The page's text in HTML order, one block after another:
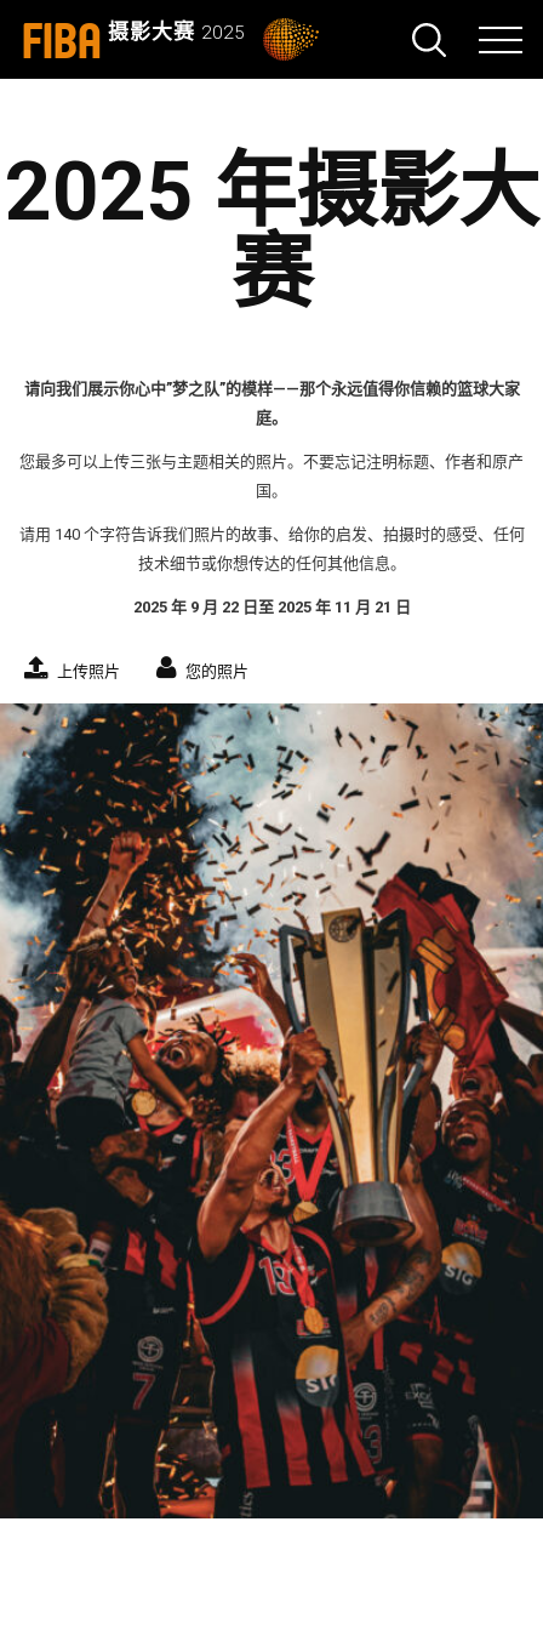
FIBA 摄影大赛2025
2025 年摄影大
赛
请向我们展示你心中”梦之队”的模样——那个永远值得你信赖的篮球大家
庭。
您最多可以上传三张与主题相关的照片。不要忘记注明标题、作者和原产
国。
请用 140 个字符告诉我们照片的故事、给你的启发、拍摄时的感受、任何
技术细节或你想传达的任何其他信息。
2025 年 9 月 22 日至 2025 年 11 月 21 日
上传照片 您的照片
Victoria Smirnova...